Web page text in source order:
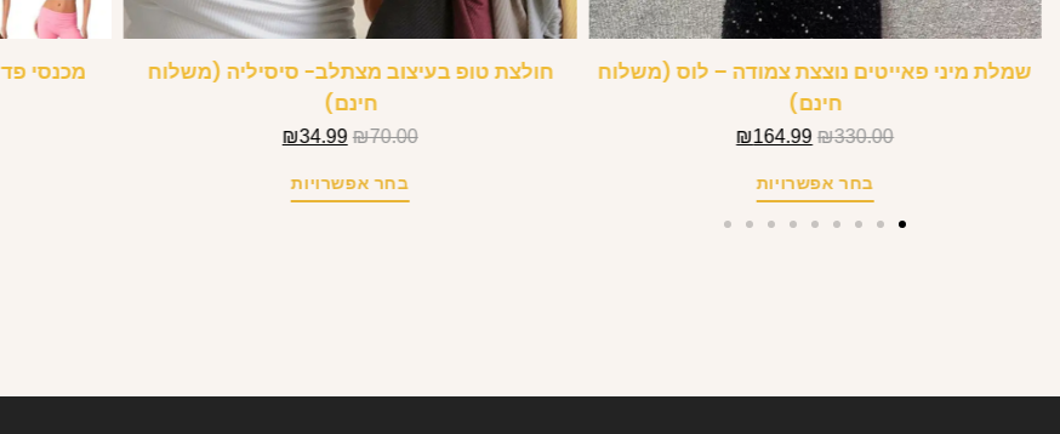
שמלת מיני פאייטים נוצצת צמודה – לוס (משלוח
חינם)
₪330.00
₪164.99
בחר אפשרויות
חולצת טופ בעיצוב מצתלב- סיסיליה (משלוח
חינם)
₪70.00
₪34.99
בחר אפשרויות
מכנסי